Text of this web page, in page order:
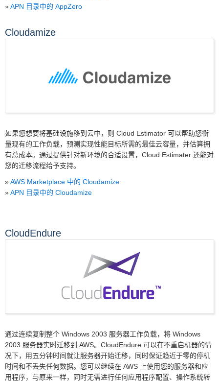
»APN 目录中的 AppZero
Cloudamize
如果您想要将基础设施移到云中，则 Cloud Estimator 可以帮助您衡
量现有的工作负载，预测实现性能目标所需的最佳云容量，并估算拥
有总成本。通过提供针对新环境的合适设置，Cloud Estimater 还能对
您的迁移流程给予支持。
»AWS Marketplace 中的 Cloudamize
»APN 目录中的 Cloudamize
CloudEndure
通过连续复制整个 Windows 2003 服务器工作负载，将 Windows
2003 服务器实时迁移到 AWS。CloudEndure 可以在不重启机器的情
况下，用五分钟时间就让服务器开始迁移，同时保证趋近于零的停机
时间和不丢失任何数据。您可以继续在 AWS 上使用您的服务器和应
用程序，与原来一样，同时无需进行任何应用程序配置、操作系统转